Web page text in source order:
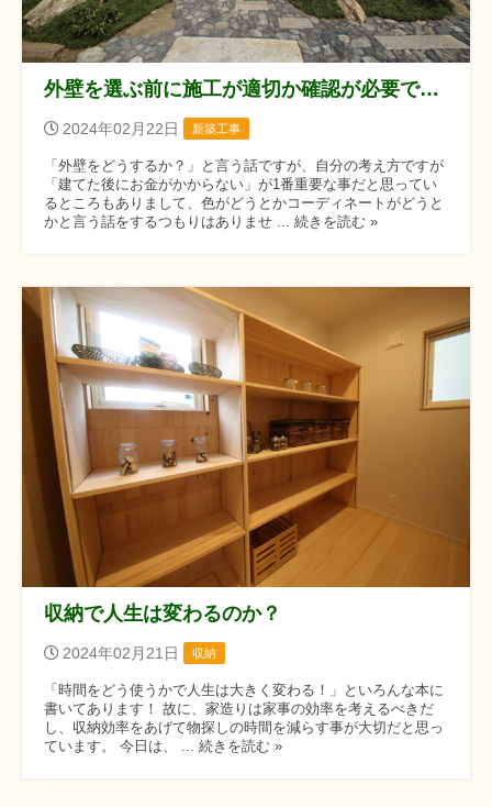
外壁を選ぶ前に施工が適切か確認が必要ですね
2024年02月22日 新築工事
「外壁をどうするか？」と言う話ですが、自分の考え方ですが
「建てた後にお金がかからない」が1番重要な事だと思ってい
るところもありまして、色がどうとかコーディネートがどうと
かと言う話をするつもりはありませ ... 続きを読む »
収納で人生は変わるのか？
2024年02月21日 収納
「時間をどう使うかで人生は大きく変わる！」といろんな本に
書いてあります！ 故に、家造りは家事の効率を考えるべきだ
し、収納効率をあげて物探しの時間を減らす事が大切だと思っ
ています。 今日は、 ... 続きを読む »